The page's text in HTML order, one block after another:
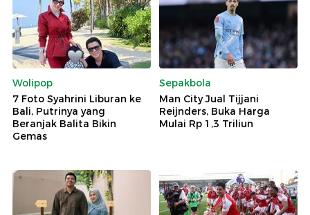
Wolipop
7 Foto Syahrini Liburan ke
Bali, Putrinya yang
Beranjak Balita Bikin
Gemas
Sepakbola
Man City Jual Tijjani
Reijnders, Buka Harga
Mulai Rp 1,3 Triliun